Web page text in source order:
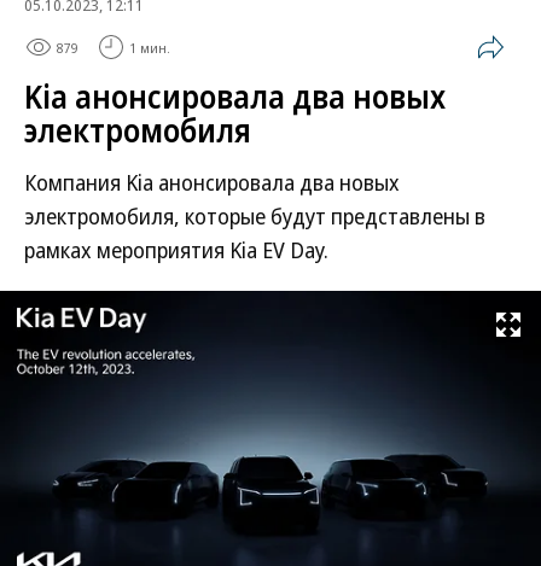
05.10.2023, 12:11
879 1 мин.
Kia анонсировала два новых
электромобиля
Компания Kia анонсировала два новых
электромобиля, которые будут представлены в
рамках мероприятия Kia EV Day.
Развернуть